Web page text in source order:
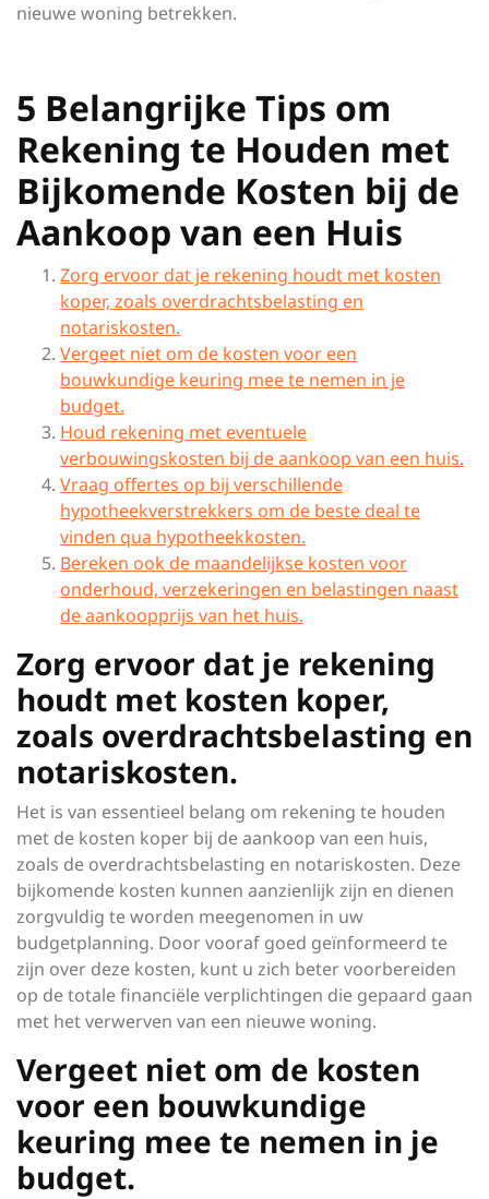
nieuwe woning betrekken.
5 Belangrijke Tips om
Rekening te Houden met
Bijkomende Kosten bij de
Aankoop van een Huis
Zorg ervoor dat je rekening houdt met kosten
koper, zoals overdrachtsbelasting en
notariskosten.
Vergeet niet om de kosten voor een
bouwkundige keuring mee te nemen in je
budget.
Houd rekening met eventuele
verbouwingskosten bij de aankoop van een huis.
Vraag offertes op bij verschillende
hypotheekverstrekkers om de beste deal te
vinden qua hypotheekkosten.
Bereken ook de maandelijkse kosten voor
onderhoud, verzekeringen en belastingen naast
de aankoopprijs van het huis.
Zorg ervoor dat je rekening
houdt met kosten koper,
zoals overdrachtsbelasting en
notariskosten.
Het is van essentieel belang om rekening te houden
met de kosten koper bij de aankoop van een huis,
zoals de overdrachtsbelasting en notariskosten. Deze
bijkomende kosten kunnen aanzienlijk zijn en dienen
zorgvuldig te worden meegenomen in uw
budgetplanning. Door vooraf goed geïnformeerd te
zijn over deze kosten, kunt u zich beter voorbereiden
op de totale financiële verplichtingen die gepaard gaan
met het verwerven van een nieuwe woning.
Vergeet niet om de kosten
voor een bouwkundige
keuring mee te nemen in je
budget.